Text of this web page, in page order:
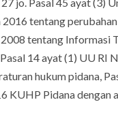
tentang
tentang Informasi
14 ayat (1) UU RI
hukum pidana,
KUHP Pidana dengan